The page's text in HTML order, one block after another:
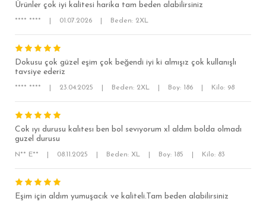
SÜPER SLİM FİT
MODERN SLİM FİT
RELAX FİT
OVERSİZE
BÜYÜK BEDEN
Ürünler çok iyi kalitesi harika tam beden alabilirsiniz
**** **** 01.07.2026 Beden: 2XL
Dokusu çok güzel eşim çok beğendi iyi ki almışız çok kullanışlı
tavsiye ederiz
**** **** 23.04.2025 Beden: 2XL Boy: 186 Kilo: 98
Cok ıyı durusu kalıtesı ben bol sevıyorum xl aldım bolda olmadı
guzel durusu
N** E** 08.11.2025 Beden: XL Boy: 185 Kilo: 83
Eşim için aldım yumuşacık ve kaliteli.Tam beden alabilirsiniz